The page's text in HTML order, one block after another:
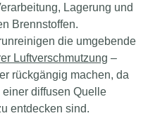
Lagerung und
Brennstoffen.
die umgebende
Luftverschmutzung –
rückgängig machen, da
diffusen Quelle
entdecken sind.